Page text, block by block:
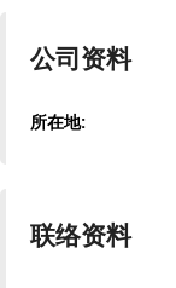
公司资料
所在地:
联络资料